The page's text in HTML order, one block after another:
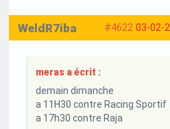
#4622 03-02-
WeldR7iba
meras a écrit :
demain dimanche
a 11H30 contre Racing Sportif
a 17h30 contre Raja